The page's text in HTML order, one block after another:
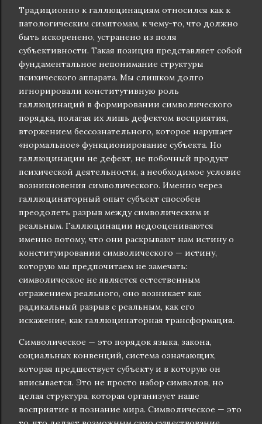
Традиционно к галлюцинациям относился как к
патологическим симптомам, к чему-то, что должно
быть искоренено, устранено из поля
субъективности. Такая позиция представляет собой
фундаментальное непонимание структуры
психического аппарата. Мы слишком долго
игнорировали конститутивную роль
галлюцинаций в формировании символического
порядка, полагая их лишь дефектом восприятия,
вторжением бессознательного, которое нарушает
«нормальное» функционирование субъекта. Но
галлюцинации не дефект, не побочный продукт
психической деятельности, а необходимое условие
возникновения символического. Именно через
галлюцинаторный опыт субъект способен
преодолеть разрыв между символическим и
реальным. Галлюцинации недооцениваются
именно потому, что они раскрывают нам истину о
конституировании символического — истину,
которую мы предпочитаем не замечать:
символическое не является естественным
отражением реального, оно возникает как
радикальный разрыв с реальным, как его
искажение, как галлюцинаторная трансформация.
Символическое — это порядок языка, закона,
социальных конвенций, система означающих,
которая предшествует субъекту и в которую он
вписывается. Это не просто набор символов, но
целая структура, которая организует наше
восприятие и познание мира. Символическое — это